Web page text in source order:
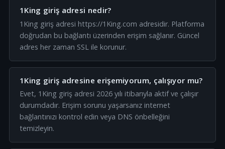
1King giriş adresi nedir?
1King giriş adresi https://1King.com adresidir. Platforma
doğrudan bu bağlantı üzerinden erişim sağlanır. Güncel
adres her zaman SSL ile korunur.
1King giriş adresine erişemiyorum, çalışıyor mu?
Evet, 1King giriş adresi 2026 yılı itibarıyla aktif ve çalışır
durumdadır. Erişim sorunu yaşarsanız internet
bağlantınızı kontrol edin veya DNS önbelleğini
temizleyin.